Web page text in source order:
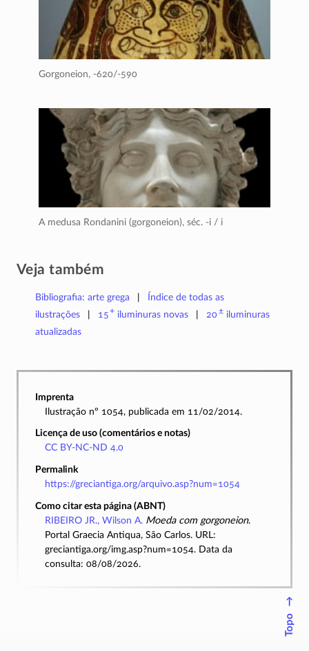
Gorgoneion, -620/-590
A medusa Rondanini (gorgoneion), séc. -i / i
Veja também
Bibliografia: arte grega
Índice de todas as
ilustrações
15+ iluminuras novas 20±iluminuras
atualizadas
Imprenta
Ilustração nº 1054, publicada em 11/02/2014.
Licença de uso (comentários e notas)
CC BY-NC-ND 4.0
Permalink
https://greciantiga.org/arquivo.asp?num=1054
Como citar esta página (ABNT)
RIBEIRO JR., Wilson A. Moeda com gorgoneion.
Portal Graecia Antiqua, São Carlos. URL:
greciantiga.org/img.asp?num=1054. Data da
consulta: 08/08/2026.
↑
Topo